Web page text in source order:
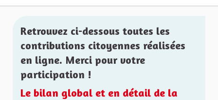
Retrouvez ci-dessous toutes les
contributions citoyennes réalisées
en ligne. Merci pour votre
participation !
Le bilan global et en détail de la